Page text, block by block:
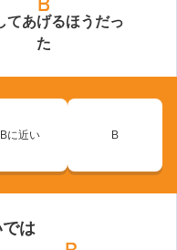
てあげるほうだっ
た
Bに近い B
は